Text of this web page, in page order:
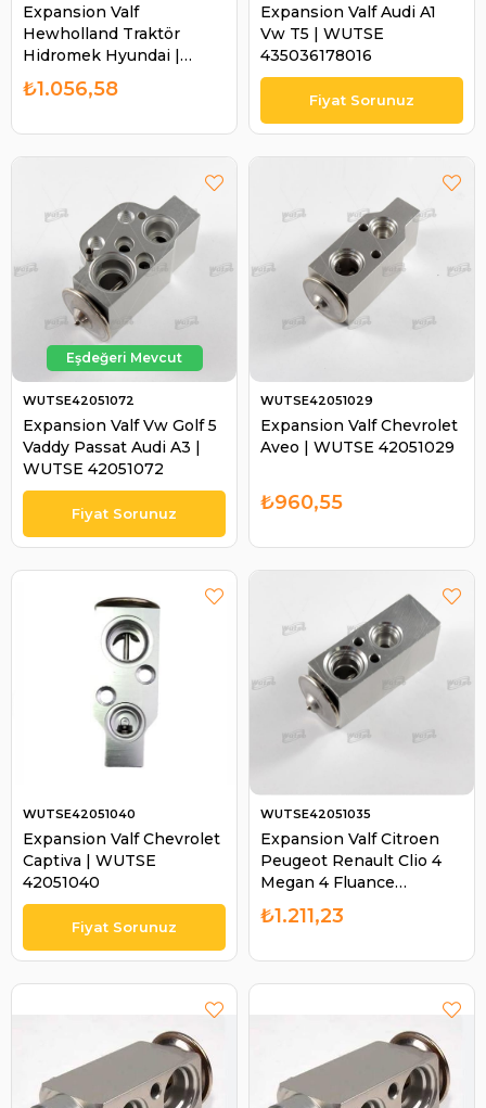
Expansion Valf
Hewholland Traktör
Hidromek Hyundai |
WUTSE 42090081
₺1.056,58
Expansion Valf Audi A1
Vw T5 | WUTSE
435036178016
Expansion Valf Vw Golf 5
Vaddy Passat Audi A3 |
WUTSE 42051072
WUTSE42051072
Expansion Valf Chevrolet
Aveo | WUTSE 42051029
WUTSE42051029
₺960,55
Expansion Valf Chevrolet
Captiva | WUTSE
42051040
WUTSE42051040
Expansion Valf Citroen
Peugeot Renault Clio 4
Megan 4 Fluance
Delikleri Dar | WUTSE
42051035
WUTSE42051035
₺1.211,23